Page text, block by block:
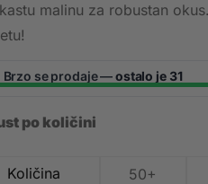
malinu za robustan
Brzo se prodaje —ostalo je 31
po količini
Količina 50+